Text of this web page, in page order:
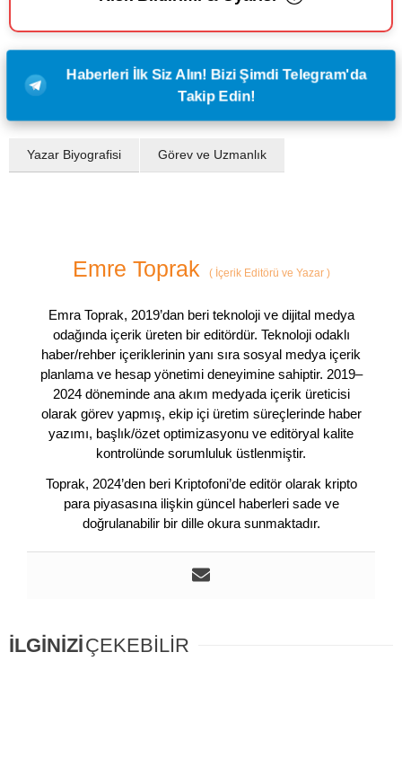
Haberleri İlk Siz Alın! Bizi Şimdi Telegram'da
Takip Edin!
Yazar Biyografisi Görev ve Uzmanlık
Emre Toprak (İçerik Editörü ve Yazar )
Emra Toprak, 2019’dan beri teknoloji ve dijital medya
odağında içerik üreten bir editördür. Teknoloji odaklı
haber/rehber içeriklerinin yanı sıra sosyal medya içerik
planlama ve hesap yönetimi deneyimine sahiptir. 2019–
2024 döneminde ana akım medyada içerik üreticisi
olarak görev yapmış, ekip içi üretim süreçlerinde haber
yazımı, başlık/özet optimizasyonu ve editöryal kalite
kontrolünde sorumluluk üstlenmiştir.
Toprak, 2024’den beri Kriptofoni’de editör olarak kripto
para piyasasına ilişkin güncel haberleri sade ve
doğrulanabilir bir dille okura sunmaktadır.
İLGİNİZİÇEKEBİLİR